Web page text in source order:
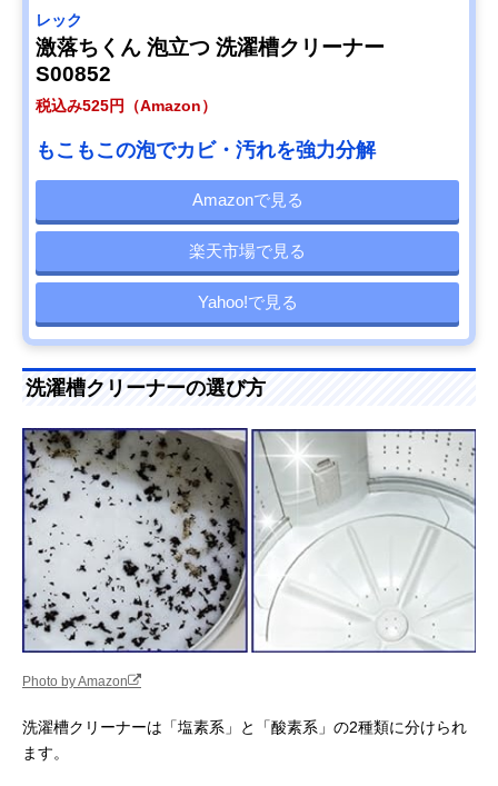
レック
激落ちくん 泡立つ 洗濯槽クリーナー
S00852
税込み525円（Amazon）
もこもこの泡でカビ・汚れを強力分解
Amazonで見る
楽天市場で見る
Yahoo!で見る
洗濯槽クリーナーの選び方
Photo by Amazon
洗濯槽クリーナーは「塩素系」と「酸素系」の2種類に分けられ
ます。